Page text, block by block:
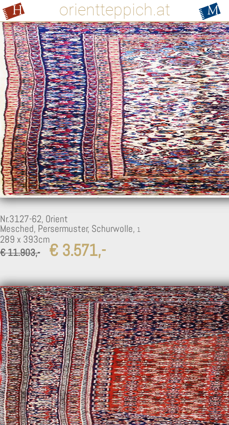
orientteppich.at
Nr.3127-62, Orient
Mesched, Persermuster, Schurwolle,
1
289 x 393cm
€ 11.903,-
€ 3.571,-